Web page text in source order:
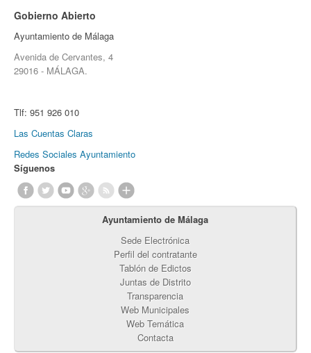
Gobierno Abierto
Ayuntamiento de Málaga
Avenida de Cervantes, 4
29016 - MÁLAGA.
Tlf: 951 926 010
Las Cuentas Claras
Redes Sociales Ayuntamiento
Síguenos
Ayuntamiento de Málaga
Sede Electrónica
Perfil del contratante
Tablón de Edictos
Juntas de Distrito
Transparencia
Web Municipales
Web Temática
Contacta